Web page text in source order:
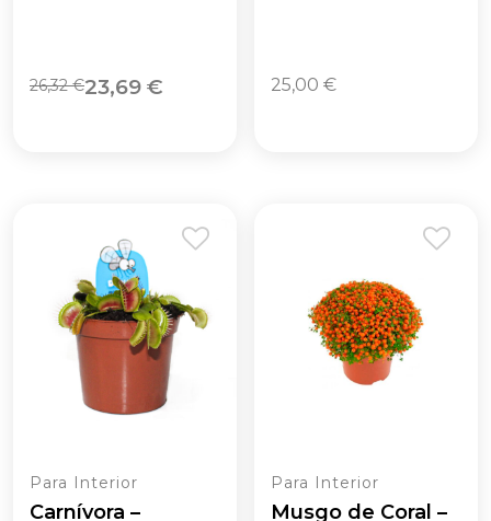
26,32€
O
23,69 €
O
25,00€
Para Interior
Carnívora –
Para Interior
Musgo de Coral –